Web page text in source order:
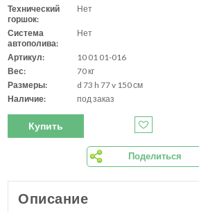
Технический
горшок:
Нет
Система
автополива:
Нет
Артикул:
10 01 01-016
Вес:
70 кг
Размеры:
d 73 h 77 v 150 см
Наличие:
под заказ
Купить
Поделиться
Описание